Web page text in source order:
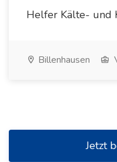
Helfer Kälte- und
Billenhausen
Jetzt